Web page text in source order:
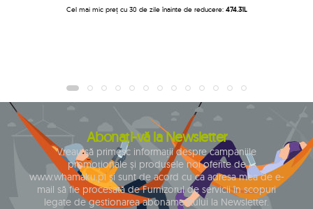
Cel mai mic preț cu 30 de zile înainte de reducere: 474.31L
Abonați-vă la Newsletter
Vreau să primesc informații despre campaniile
promoționale și produsele noi oferite de
www.whamaku.pl și sunt de acord cu ca adresa mea de e-
mail să fie procesată de Furnizorul de servicii în scopuri
legate de gestionarea abonamentului la Newsletter.